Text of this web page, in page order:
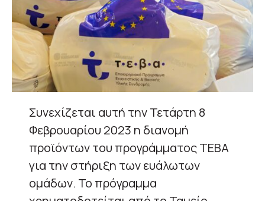
Συνεχίζεται αυτή την Τετάρτη 8
Φεβρουαρίου 2023 η διανομή
προϊόντων του προγράμματος ΤΕΒΑ
για την στήριξη των ευάλωτων
ομάδων. Το πρόγραμμα